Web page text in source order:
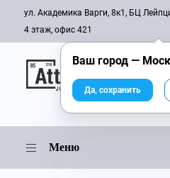
ул. Академика Варги, 8к1, БЦ
4 этаж, офис 421
Онлайн-журнал
Меню
Ваш город —
Да, сохранить